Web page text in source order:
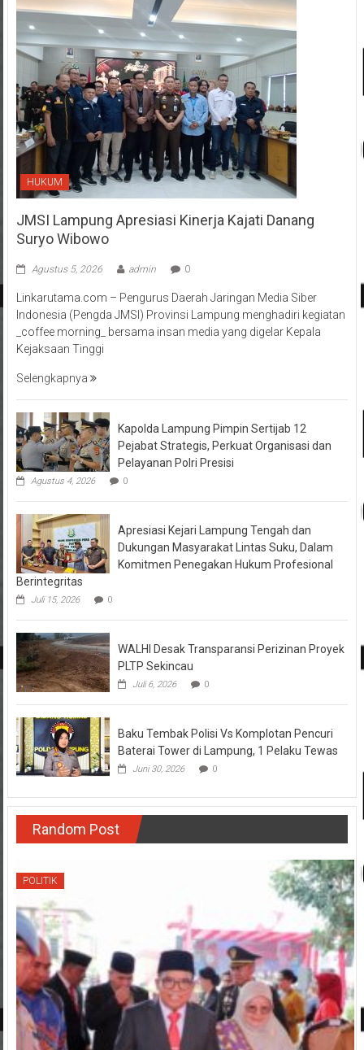
HUKUM
JMSI Lampung Apresiasi Kinerja Kajati Danang
Suryo Wibowo
Agustus 5, 2026 admin 0
Linkarutama.com – Pengurus Daerah Jaringan Media Siber
Indonesia (Pengda JMSI) Provinsi Lampung menghadiri kegiatan
_coffee morning_ bersama insan media yang digelar Kepala
Kejaksaan Tinggi
Selengkapnya
Kapolda Lampung Pimpin Sertijab 12
Pejabat Strategis, Perkuat Organisasi dan
Pelayanan Polri Presisi
Agustus 4, 2026 0
Apresiasi Kejari Lampung Tengah dan
Dukungan Masyarakat Lintas Suku, Dalam
Komitmen Penegakan Hukum Profesional
Berintegritas
Juli 15, 2026 0
WALHI Desak Transparansi Perizinan Proyek
PLTP Sekincau
Juli 6, 2026 0
Baku Tembak Polisi Vs Komplotan Pencuri
Baterai Tower di Lampung, 1 Pelaku Tewas
Juni 30, 2026 0
Random Post
POLITIK